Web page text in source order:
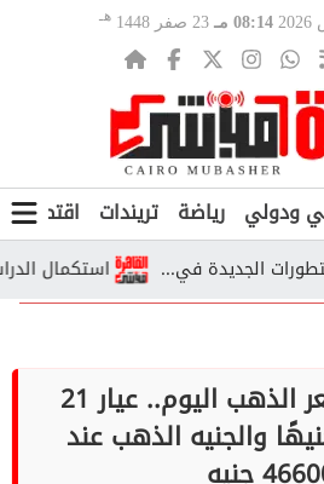
08:14 مـ 23 صفر 1448 هـ
ودولي رياضة تريندات اقتصاد
استكمال الدراسة خارج مصر 2026.. الشروط والأوراق الجديدة في...
مفاجأة في سعر الذهب اليوم.. عيار 21
5825 جنيهًا والجنيه الذهب عند